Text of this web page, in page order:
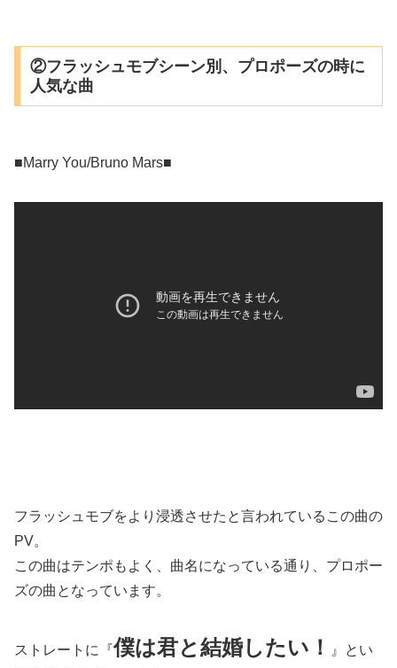
②フラッシュモブシーン別、プロポーズの時に
人気な曲
■Marry You/Bruno Mars■
フラッシュモブをより浸透させたと言われているこの曲の
PV。
この曲はテンポもよく、曲名になっている通り、プロポー
ズの曲となっています。
ストレートに『僕は君と結婚したい！
』とい